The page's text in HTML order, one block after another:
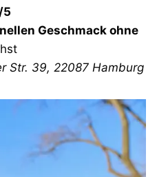
5
Geschmack ohne
Str. 39, 22087 Hamburg